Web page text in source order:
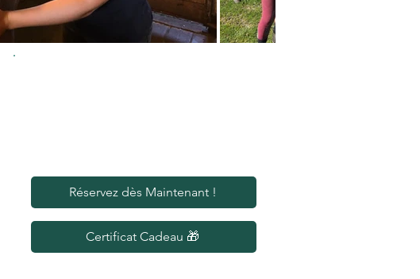
Réservez dès Maintenant !
Certificat Cadeau 🎁